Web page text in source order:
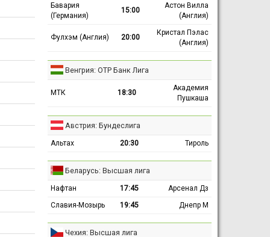
Бавария
(Германия)
15:00
Астон Вилла
(Англия)
Фулхэм (Англия) 20:00
Кристал Пэлас
(Англия)
Венгрия: ОТР Банк Лига
МТК 18:30
Академия
Пушкаша
Австрия: Бундеслига
Альтах 20:30 Тироль
Беларусь: Высшая лига
Нафтан 17:45
Арсенал Дз
Славия-Мозырь
19:45 Днепр М
Чехия: Высшая лига